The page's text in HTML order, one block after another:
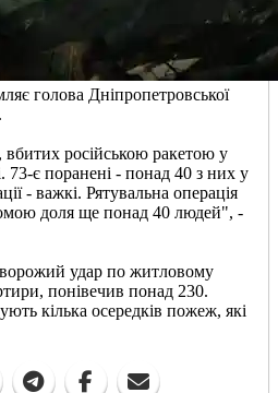
голова Дніпропетровської
російською ракетою у
73-є поранені - понад 40 з них у
- важкі. Рятувальна операція
доля ще понад 40 людей", -
удар по житловому
понівечив понад 230.
кілька осередків пожеж, які